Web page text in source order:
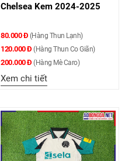
Chelsea Kem 2024-2025
80.000 Đ (Hàng Thun Lạnh)
120.000 Đ (Hàng Thun Co Giãn)
200.000 Đ (Hàng Mè Caro)
Xem chi tiết